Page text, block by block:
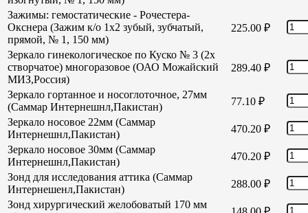
Зажимы: гемостатические - Рочестера-
Окснера (Зажим к/о 1х2 зубый, зубчатый,
прямой, № 1, 150 мм)
225.00 ₽
Зеркало гинекологическое по Куско № 3 (2х
створчатое) многоразовое (ОАО Можайский
МИЗ,Россия)
289.40 ₽
Зеркало гортанное и носоглоточное, 27мм
(Саммар Интернешнл,Пакистан)
77.10 ₽
Зеркало носовое 22мм (Саммар
Интернешнл,Пакистан)
470.20 ₽
Зеркало носовое 30мм (Саммар
Интернешнл,Пакистан)
470.20 ₽
Зонд для исследования аттика (Саммар
Интернешенл,Пакистан)
288.00 ₽
Зонд хирургический желобоватый 170 мм